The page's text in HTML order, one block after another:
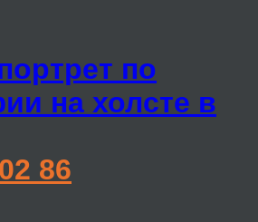
по
на холсте в
86